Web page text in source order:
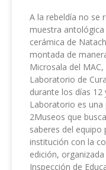
A la rebeldía no se
muestra antológica
cerámica de
montada de
Microsala del
Laboratorio de
durante los días 12
Laboratorio es una
2Museos que
saberes del equipo
institución con la
edición,
Inspección de